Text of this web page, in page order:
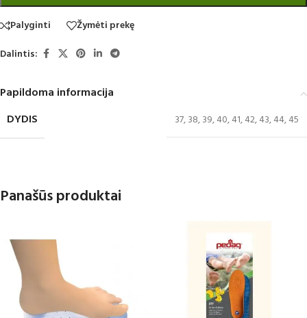
Palyginti
Žymėti prekę
Dalintis:
Papildoma informacija
DYDIS
37,38,39,40,41,42,43,44,45
Panašūs produktai